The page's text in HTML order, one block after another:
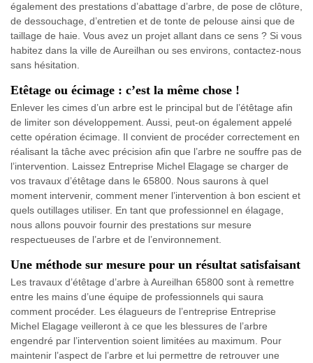
également des prestations d’abattage d’arbre, de pose de clôture,
de dessouchage, d’entretien et de tonte de pelouse ainsi que de
taillage de haie. Vous avez un projet allant dans ce sens ? Si vous
habitez dans la ville de Aureilhan ou ses environs, contactez-nous
sans hésitation.
Etêtage ou écimage : c’est la même chose !
Enlever les cimes d’un arbre est le principal but de l’étêtage afin
de limiter son développement. Aussi, peut-on également appelé
cette opération écimage. Il convient de procéder correctement en
réalisant la tâche avec précision afin que l’arbre ne souffre pas de
l’intervention. Laissez Entreprise Michel Elagage se charger de
vos travaux d’étêtage dans le 65800. Nous saurons à quel
moment intervenir, comment mener l’intervention à bon escient et
quels outillages utiliser. En tant que professionnel en élagage,
nous allons pouvoir fournir des prestations sur mesure
respectueuses de l’arbre et de l’environnement.
Une méthode sur mesure pour un résultat satisfaisant
Les travaux d’étêtage d’arbre à Aureilhan 65800 sont à remettre
entre les mains d’une équipe de professionnels qui saura
comment procéder. Les élagueurs de l’entreprise Entreprise
Michel Elagage veilleront à ce que les blessures de l’arbre
engendré par l’intervention soient limitées au maximum. Pour
maintenir l’aspect de l’arbre et lui permettre de retrouver une